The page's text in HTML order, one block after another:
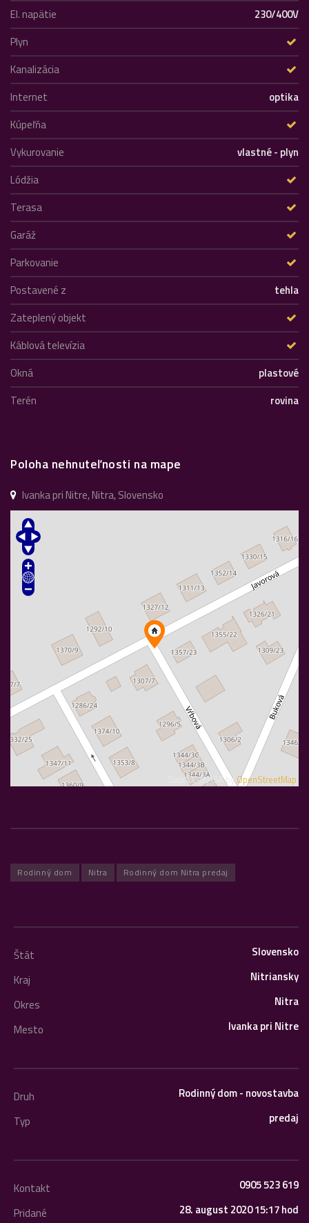
El. napätie
230/400V
Plyn
Kanalizácia
Internet
optika
Kúpeľňa
Vykurovanie
vlastné - plyn
Lódžia
Terasa
Garáž
Parkovanie
Postavené z
tehla
Zateplený objekt
Káblová televízia
Okná
plastové
Terén
rovina
Poloha nehnuteľnosti na mape
Ivanka pri Nitre, Nitra, Slovensko
Data CC-By-SA byOpenStreetMap
Rodinný dom Nitra Rodinný dom Nitra predaj
Štát
Slovensko
Kraj
Nitriansky
Okres
Nitra
Mesto
Ivanka pri Nitre
Druh
Rodinný dom - novostavba
Typ
predaj
Kontakt
0905 523 619
Pridané
28. august 2020 15:17 hod